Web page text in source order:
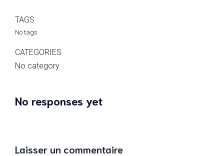
TAGS
No tags
CATEGORIES
No category
No responses yet
Laisser un commentaire